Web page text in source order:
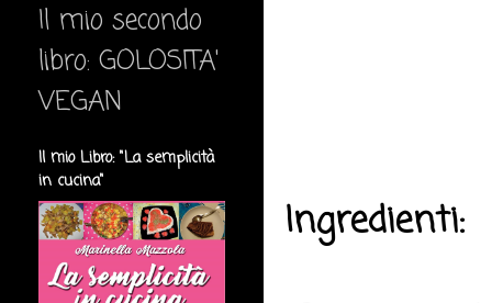
Ingredienti:
Il mio secondo
libro: GOLOSITA'
VEGAN
Il mio Libro: "La semplicità
in cucina"